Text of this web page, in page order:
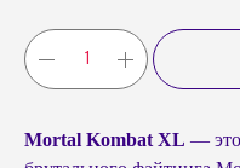
Mortal Kombat XL — это